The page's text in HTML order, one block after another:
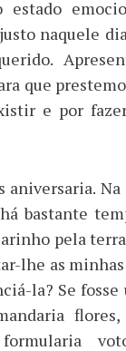
naquele
que
e por
aniversaria.
bastante
pela
lhe as
la? Se fosse
flores,